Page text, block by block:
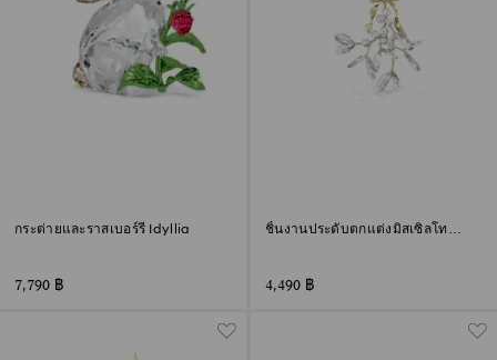
กระต่ายและราสเบอร์รี Idyllia
7,790 ฿
ชิ้นงานประดับตกแต่งมิสเซิลโท
4,490 ฿